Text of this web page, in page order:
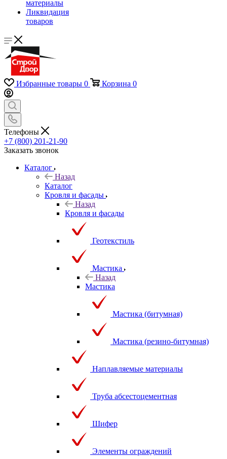
материалы
Ликвидация
товаров
Избранные товары 0 Корзина 0
Телефоны
+7 (800) 201-21-90
Заказать звонок
Каталог
Назад
Каталог
Кровля и фасады
Назад
Кровля и фасады
Геотекстиль
Мастика
Назад
Мастика
Мастика (битумная)
Мастика (резино-битумная)
Наплавляемые материалы
Труба абсестоцементная
Шифер
Элементы ограждений